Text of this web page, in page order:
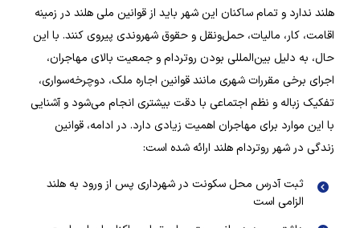
هلند ندارد و تمام ساکنان این شهر باید از قوانین ملی هلند در زمینه
اقامت، کار، مالیات، حمل‌ونقل و حقوق شهروندی پیروی کنند. با این
حال، به دلیل بین‌المللی بودن روتردام و جمعیت بالای مهاجران،
اجرای برخی مقررات شهری مانند قوانین اجاره ملک، دوچرخه‌سواری،
تفکیک زباله و نظم اجتماعی با دقت بیشتری انجام می‌شود و آشنایی
با این موارد برای مهاجران اهمیت زیادی دارد. در ادامه، قوانین
زندگی در شهر روتردام هلند ارائه شده است:
ثبت آدرس محل سکونت در شهرداری پس از ورود به هلند
الزامی است